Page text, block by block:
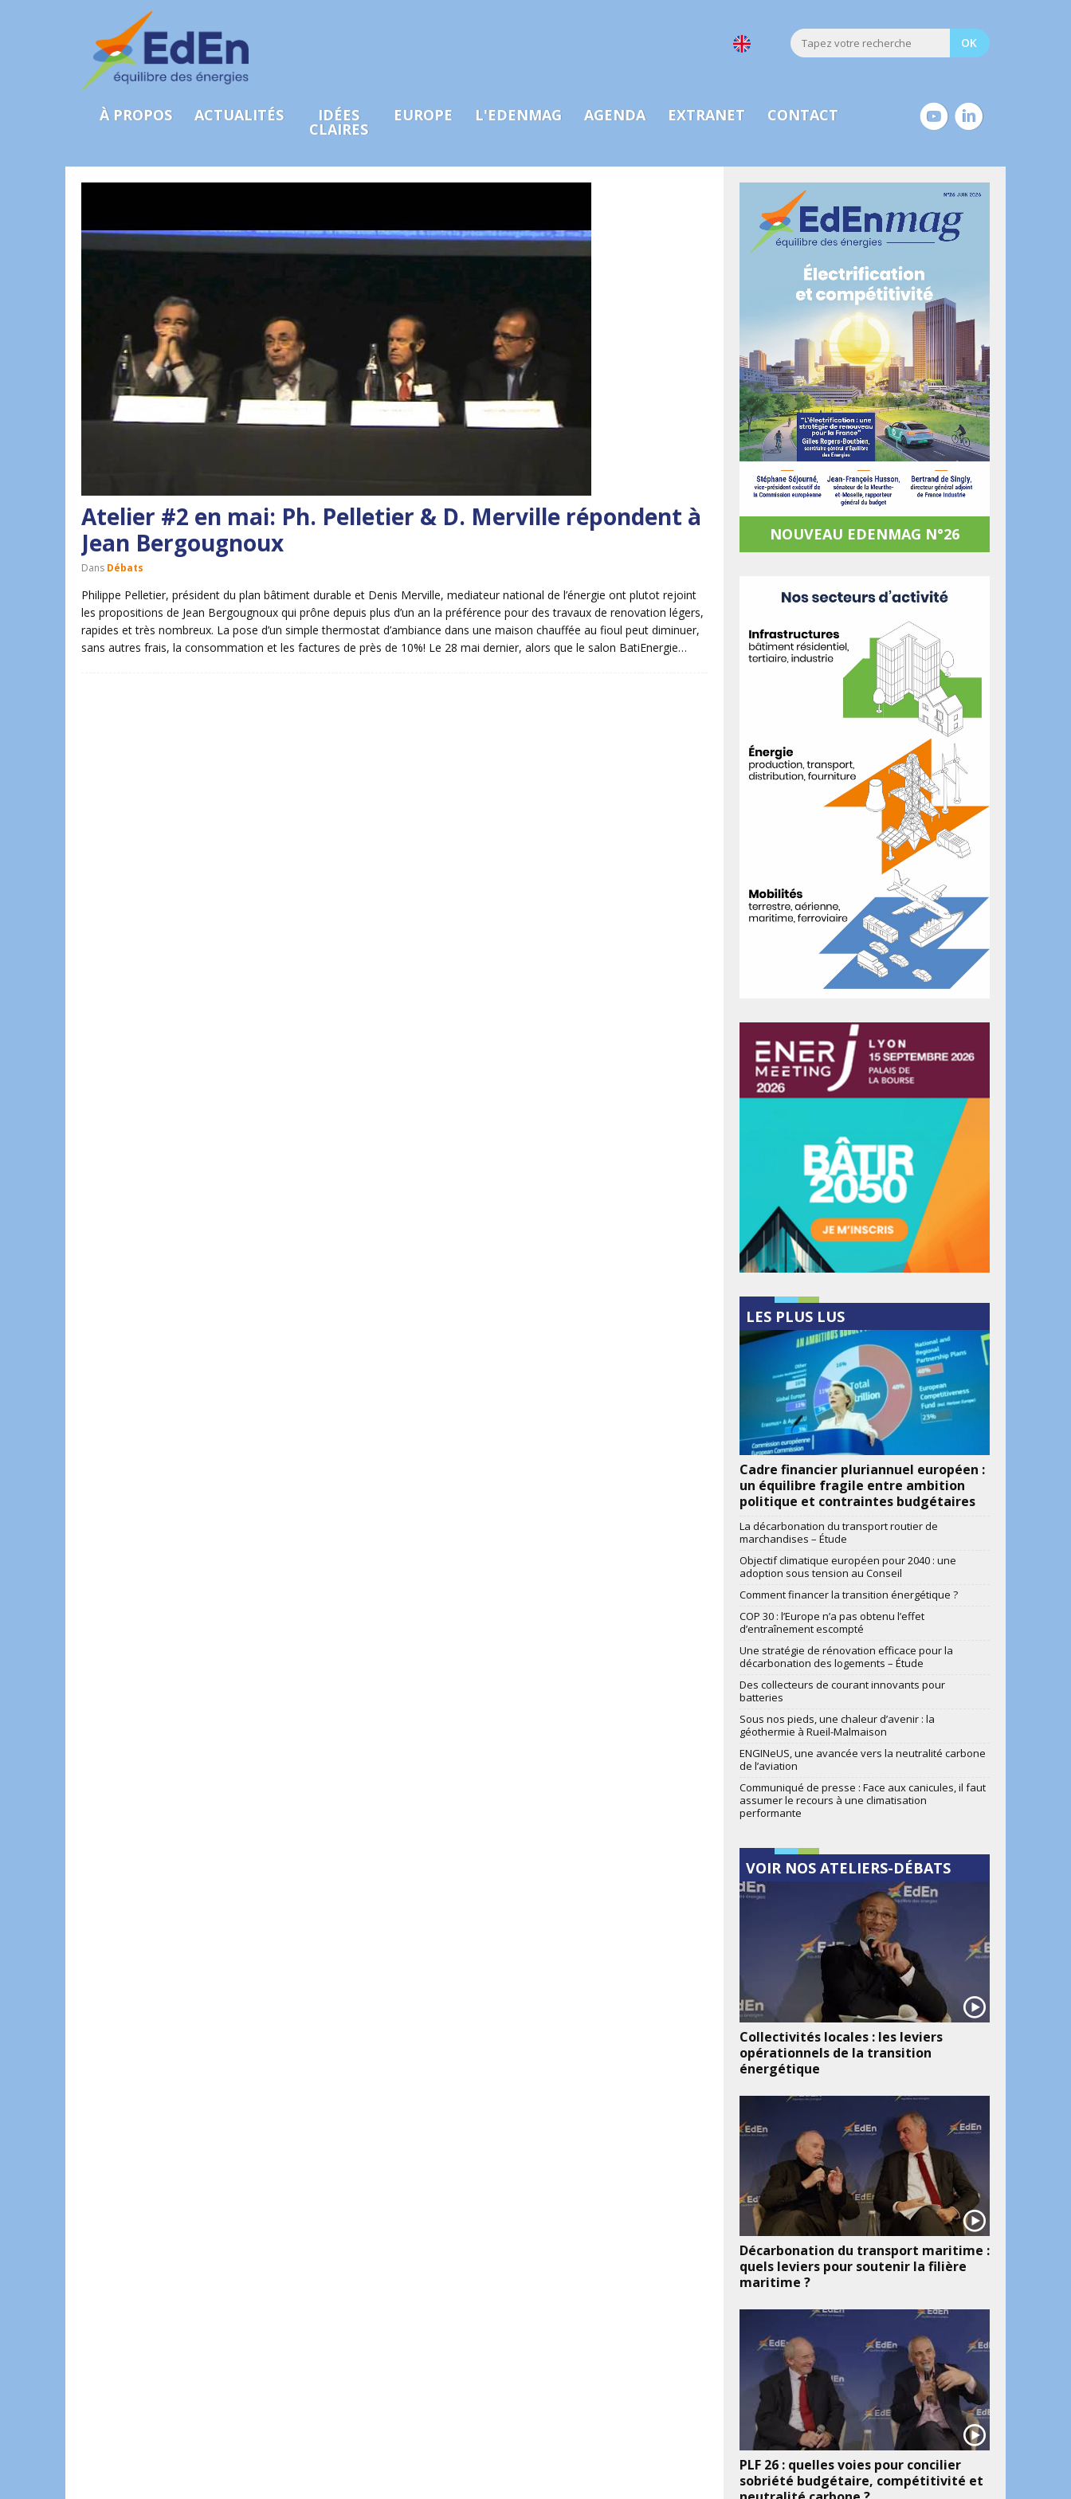
À PROPOS ACTUALITÉS IDÉES
CLAIRES
EUROPE L'EDENMAG AGENDA EXTRANET CONTACT
Atelier #2 en mai: Ph. Pelletier & D. Merville répondent à
Jean Bergougnoux
Dans Débats
Philippe Pelletier, président du plan bâtiment durable et Denis Merville, mediateur national de l’énergie ont plutot rejoint
les propositions de Jean Bergougnoux qui prône depuis plus d’un an la préférence pour des travaux de renovation légers,
rapides et très nombreux. La pose d’un simple thermostat d’ambiance dans une maison chauffée au fioul peut diminuer,
sans autres frais, la consommation et les factures de près de 10%! Le 28 mai dernier, alors que le salon BatiEnergie…
NOUVEAU EDENMAG N°26
LES PLUS LUS
Cadre financier pluriannuel européen :
un équilibre fragile entre ambition
politique et contraintes budgétaires
La décarbonation du transport routier de
marchandises – Étude
Objectif climatique européen pour 2040 : une
adoption sous tension au Conseil
Comment financer la transition énergétique ?
COP 30 : l’Europe n’a pas obtenu l’effet
d’entraînement escompté
Une stratégie de rénovation efficace pour la
décarbonation des logements – Étude
Des collecteurs de courant innovants pour
batteries
Sous nos pieds, une chaleur d’avenir : la
géothermie à Rueil-Malmaison
ENGINeUS, une avancée vers la neutralité carbone
de l’aviation
Communiqué de presse : Face aux canicules, il faut
assumer le recours à une climatisation
performante
VOIR NOS ATELIERS-DÉBATS
Collectivités locales : les leviers
opérationnels de la transition
énergétique
Décarbonation du transport maritime :
quels leviers pour soutenir la filière
maritime ?
PLF 26 : quelles voies pour concilier
sobriété budgétaire, compétitivité et